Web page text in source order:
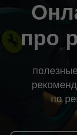
про
по